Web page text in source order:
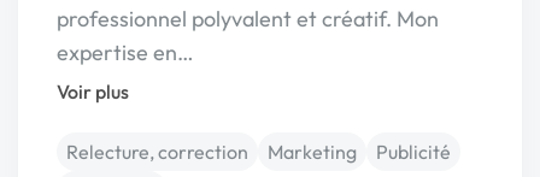
professionnel polyvalent et créatif. Mon
expertise en…
Voir plus
Relecture, correction Marketing
Publicité